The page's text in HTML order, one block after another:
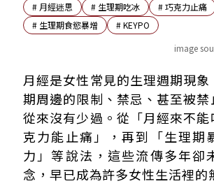
# 月經迷思 # 生理期吃冰 #巧克力止痛
# 生理期食慾暴增 #KEYPO
image
月經迷思1：吃冰會導致經痛？醫師揭
月經迷思2：巧克力能止經痛？營養師
月經迷思3：生理期食慾暴增是沒自
月經迷思4：生理期不能喝咖啡或含咖
月經迷思5：生理期一定要吃得很清淡
月經是女性常見的生理週期現
期周邊的限制、禁忌、甚至被
從來沒有少過。從「月經來不
克力能止痛」，再到「生理期
力」等說法，這些流傳多年卻
念，早已成為許多女性生活裡的